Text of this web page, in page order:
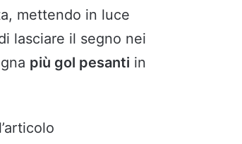
mettendo in luce
lasciare il segno nei
più gol pesanti in